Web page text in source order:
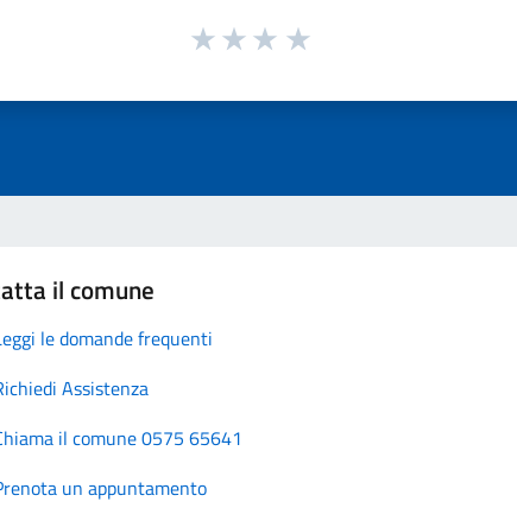
il comune
le domande frequenti
Assistenza
il comune 0575 65641
un appuntamento